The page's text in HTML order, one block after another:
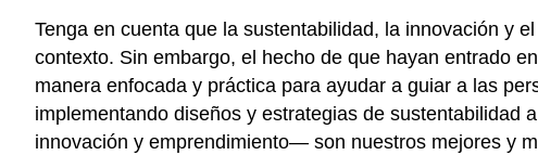
Tenga en cuenta que la sustentabilidad, la innovación y
contexto. Sin embargo, el hecho de que hayan entrado
manera enfocada y práctica para ayudar a guiar a las
implementando diseños y estrategias de
innovación y emprendimiento— son nuestros mejores y